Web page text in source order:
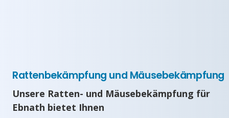
Rattenbekämpfung und Mäusebekämpfung
Unsere Ratten- und Mäusebekämpfung für
Ebnath bietet Ihnen